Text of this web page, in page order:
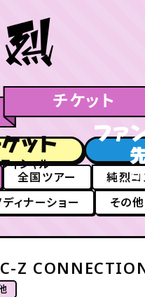
せ 日程
SCHEDULE
作品
DISCOGRAPHY
ホーム
HOME
年会員制ファンクラブ
会員登録 ログ
ト お知らせ
FC NEWS
ム
制ファンクラブ
チケット
ット
ィシャル
ファ
全国ツアー
純烈コ
ィナーショー
その他
Z